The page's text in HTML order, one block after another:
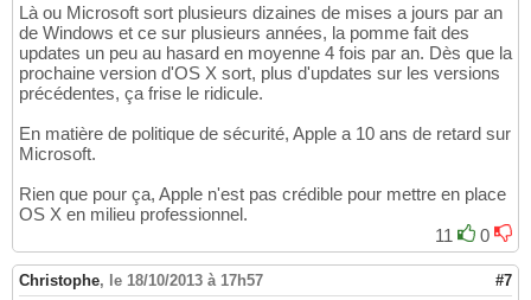
Là ou Microsoft sort plusieurs dizaines de mises a jours par an
de Windows et ce sur plusieurs années, la pomme fait des
updates un peu au hasard en moyenne 4 fois par an. Dès que la
prochaine version d'OS X sort, plus d'updates sur les versions
précédentes, ça frise le ridicule.
En matière de politique de sécurité, Apple a 10 ans de retard sur
Microsoft.
Rien que pour ça, Apple n'est pas crédible pour mettre en place
OS X en milieu professionnel.
11
0
Christophe, le 18/10/2013 à 17h57 #7